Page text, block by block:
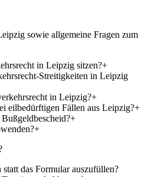
sowie allgemeine Fragen zum
in Leipzig sitzen?+
Streitigkeiten in Leipzig
in Leipzig?+
eilbedürftigen Fällen aus Leipzig?+
+
+
das Formular auszufüllen?